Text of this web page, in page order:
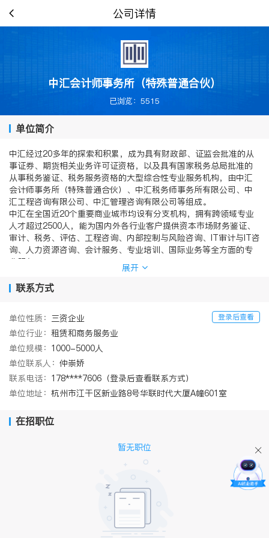
公司详情
中汇会计师事务所（特殊普通合伙）
已浏览：5515
单位简介
中汇经过20多年的探索和积累，成为具有财政部、证监会批准的从
事证券、期货相关业务许可证资格，以及具有国家税务总局批准的
从事税务鉴证、税务服务资格的大型综合性专业服务机构，由中汇
会计师事务所（特殊普通合伙）、中汇税务师事务所有限公司、中
汇工程咨询有限公司、中汇管理咨询有限公司等组成。
中汇在全国近20个重要商业城市均设有分支机构，拥有跨领域专业
人才超过2500人，能为国内外各行业客户提供资本市场财务鉴证、
审计、税务、评估、工程咨询、内部控制与风险咨询、IT审计与IT咨
询、人力资源咨询、会计服务、专业培训、国际业务等全方面的专
业服务。
多年来，中汇遵循“正直诚信、专注品质、团队协作”的核心价值
观，践行“创造员工成长空间，协助客户提升价值”的使命，在发展
愿景：成为中国最具品牌影响力的综合性专业服务机构
使命：创造员工成长空间，协助客户提升价值
核心价值观：
正直远见 我们恪守职业道德， 力求长远发展
专注品质 我们追求专业品牌， 注重服务质量
团队协作 我们倡导团队精神， 凝聚集体智慧
展开
联系方式
登录后查看
单位性质： 三资企业
单位行业： 租赁和商务服务业
单位规模： 1000-5000人
单位联系人： 仲崇娇
联系电话： 178****7606（登录后查看联系方式）
单位地址： 杭州市江干区新业路8号华联时代大厦A幢601室
在招职位
暂无职位